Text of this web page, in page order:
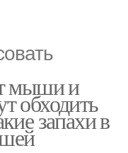
мыши и
обходить
запахи в